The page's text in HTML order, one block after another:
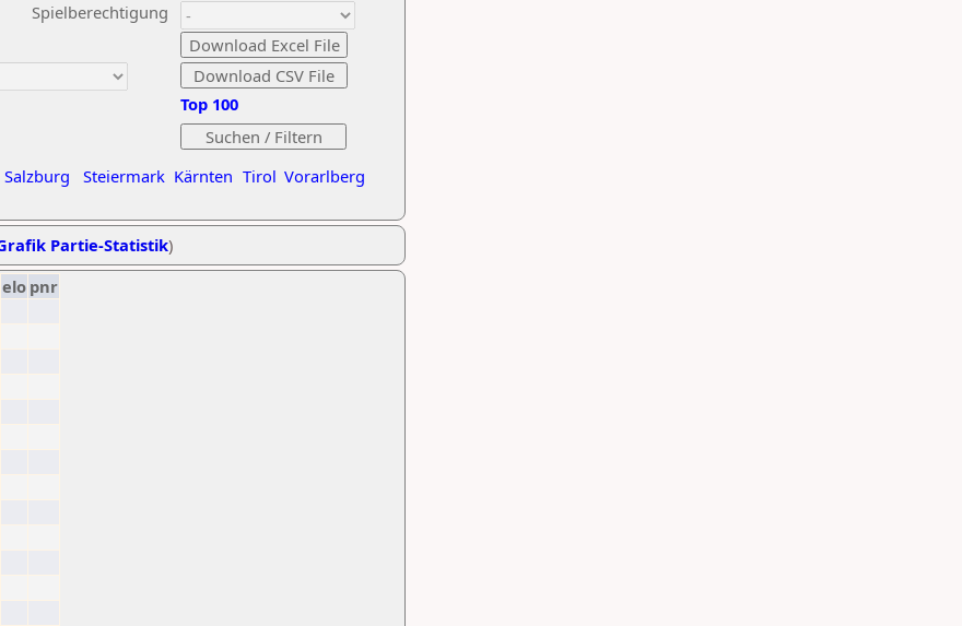
Spielberechtigung
Salzburg Steiermark Kärnten Tirol Vorarlberg
Top 100
Partie-Statistik)
elo pnr